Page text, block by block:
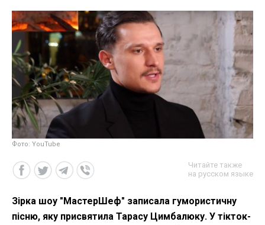
Фото: YouTube
Читайте также
на русском языке
Зірка шоу "МастерШеф" записала гумористичну
пісню, яку присвятила Тарасу Цимбалюку. У тікток-